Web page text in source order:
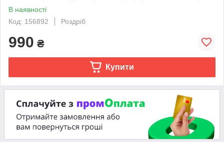
В наявності
Код: 156892
Роздріб
990 ₴
Купити